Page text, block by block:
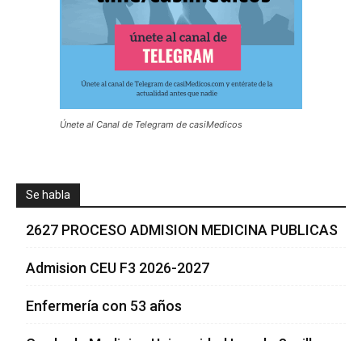
Únete al Canal de Telegram de casiMedicos
Se habla
2627 PROCESO ADMISION MEDICINA PUBLICAS
Admision CEU F3 2026-2027
Enfermería con 53 años